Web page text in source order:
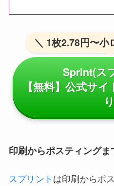
＼ 1枚2.78円〜小
Sprint(ス
【無料】公式サ
り
印刷からポスティングま
スプリント は印刷からポ